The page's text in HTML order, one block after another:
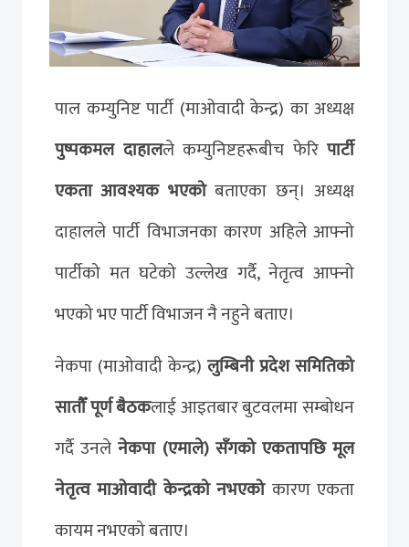
पाल कम्युनिष्ट पार्टी (माओवादी केन्द्र) का अध्यक्ष
पुष्पकमल दाहालले कम्युनिष्टहरूबीच फेरि पार्टी
एकता आवश्यक भएकोबताएका छन्। अध्यक्ष
दाहालले पार्टी विभाजनका कारण अहिले आफ्नो
पार्टीको मत घटेको उल्लेख गर्दै, नेतृत्व आफ्नो
भएको भए पार्टी विभाजन नै नहुने बताए।
नेकपा (माओवादी केन्द्र) लुम्बिनी प्रदेश समितिको
सातौँ पूर्ण बैठकलाई आइतबार बुटवलमा सम्बोधन
गर्दै उनलेनेकपा (एमाले) सँगको एकतापछि मूल
नेतृत्व माओवादी केन्द्रको नभएकोकारण एकता
कायम नभएको बताए।